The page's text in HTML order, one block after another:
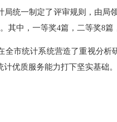
局统一制定了评审规则，由局
其中，一等奖4篇，二等奖8篇
全市统计系统营造了重视分析
优质服务能力打下坚实基础。